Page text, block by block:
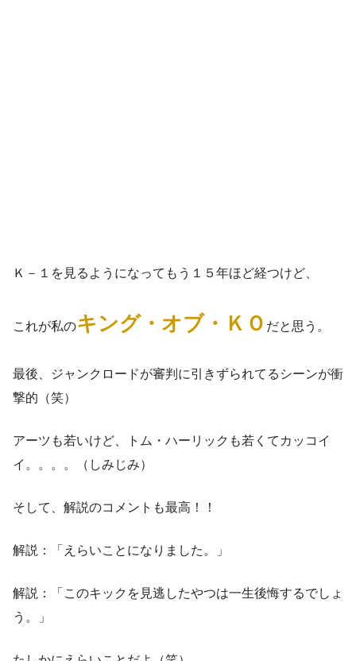
Ｋ－１を見るようになってもう１５年ほど経つけど、
これが私のキング・オブ・ＫＯ だと思う。
最後、ジャンクロードが審判に引きずられてるシーンが衝
撃的（笑）
アーツも若いけど、トム・ハーリックも若くてカッコイ
イ。。。。（しみじみ）
そして、解説のコメントも最高！！
解説：「えらいことになりました。」
解説：「このキックを見逃したやつは一生後悔するでしょ
う。」